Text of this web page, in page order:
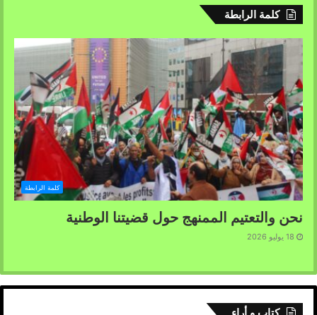
كلمة الرابطة
كلمة الرابطة
نحن والتعتيم الممنهج حول قضيتنا الوطنية
18 يوليو 2026